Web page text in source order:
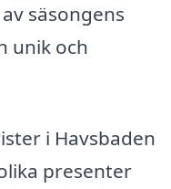
säsongens
unik och
i Havsbaden
presenter